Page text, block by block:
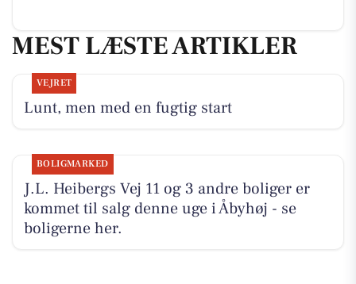
MEST LÆSTE ARTIKLER
VEJRET
Lunt, men med en fugtig start
BOLIGMARKED
J.L. Heibergs Vej 11 og 3 andre boliger er
kommet til salg denne uge i Åbyhøj - se
boligerne her.